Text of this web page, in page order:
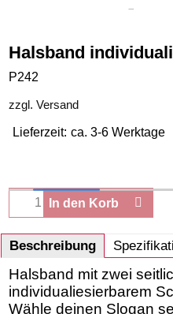
Halsband
P242
zzgl. Versand
Lieferzeit: ca. 3-6 Werktage
In den Korb
Beschreibung
Halsband mit zwei
individualiesierbarem
Wähle deinen Slogan